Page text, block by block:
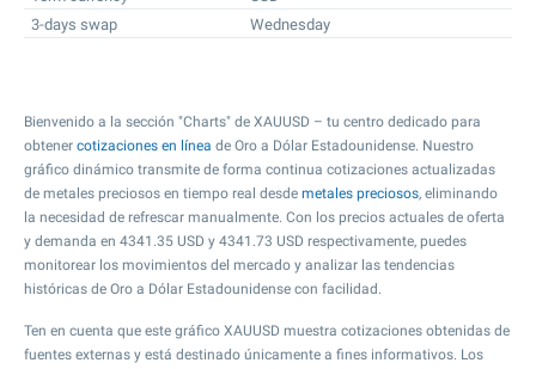
3-days swap
Wednesday
Bienvenido a la sección "Charts" de XAUUSD – tu centro dedicado para
obtener cotizaciones en línea de Oro a Dólar Estadounidense. Nuestro
gráfico dinámico transmite de forma continua cotizaciones actualizadas
de metales preciosos en tiempo real desde metales preciosos, eliminando
la necesidad de refrescar manualmente. Con los precios actuales de oferta
y demanda en 4341.35 USD y 4341.73 USD respectivamente, puedes
monitorear los movimientos del mercado y analizar las tendencias
históricas de Oro a Dólar Estadounidense con facilidad.
Ten en cuenta que este gráfico XAUUSD muestra cotizaciones obtenidas de
fuentes externas y está destinado únicamente a fines informativos. Los